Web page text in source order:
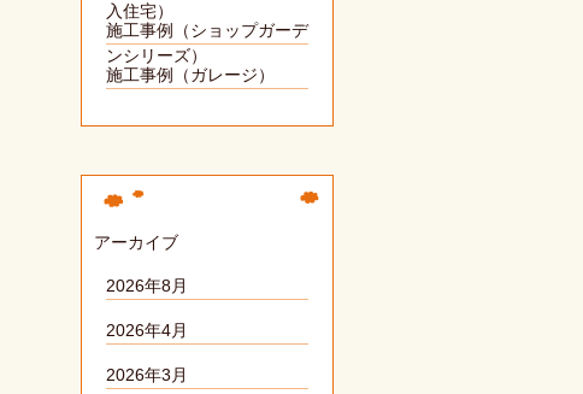
入住宅）
施工事例（ショップガーデ
ンシリーズ）
施工事例（ガレージ）
アーカイブ
2026年8月
2026年4月
2026年3月